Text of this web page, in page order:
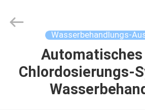
PRODUKTE
Wasserbehandlungs-
Automatisches
Chlordosierungs-